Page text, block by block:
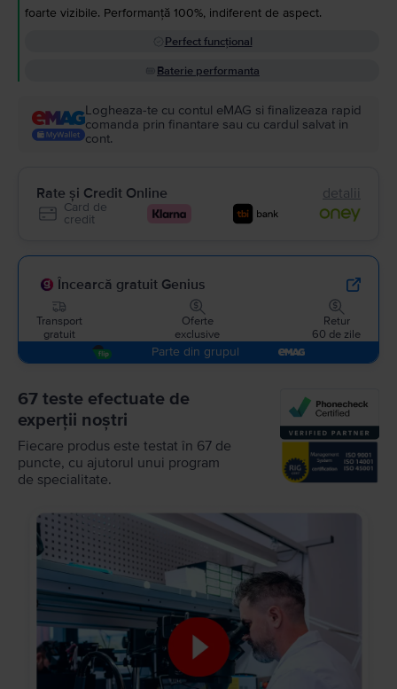
foarte vizibile. Performanță 100%, indiferent de aspect.
Perfect funcțional
Baterie performanta
Logheaza-te cu contul eMAG si finalizeaza rapid
comanda prin finantare sau cu cardul salvat in
cont.
Rate și Credit Online detalii
Card de
credit
Încearcă gratuit Genius
Transport
gratuit
Oferte
exclusive
Retur
60 de zile
Parte din grupul
67 teste efectuate de
experții noștri
Fiecare produs este testat în 67 de
puncte, cu ajutorul unui program
de specialitate.